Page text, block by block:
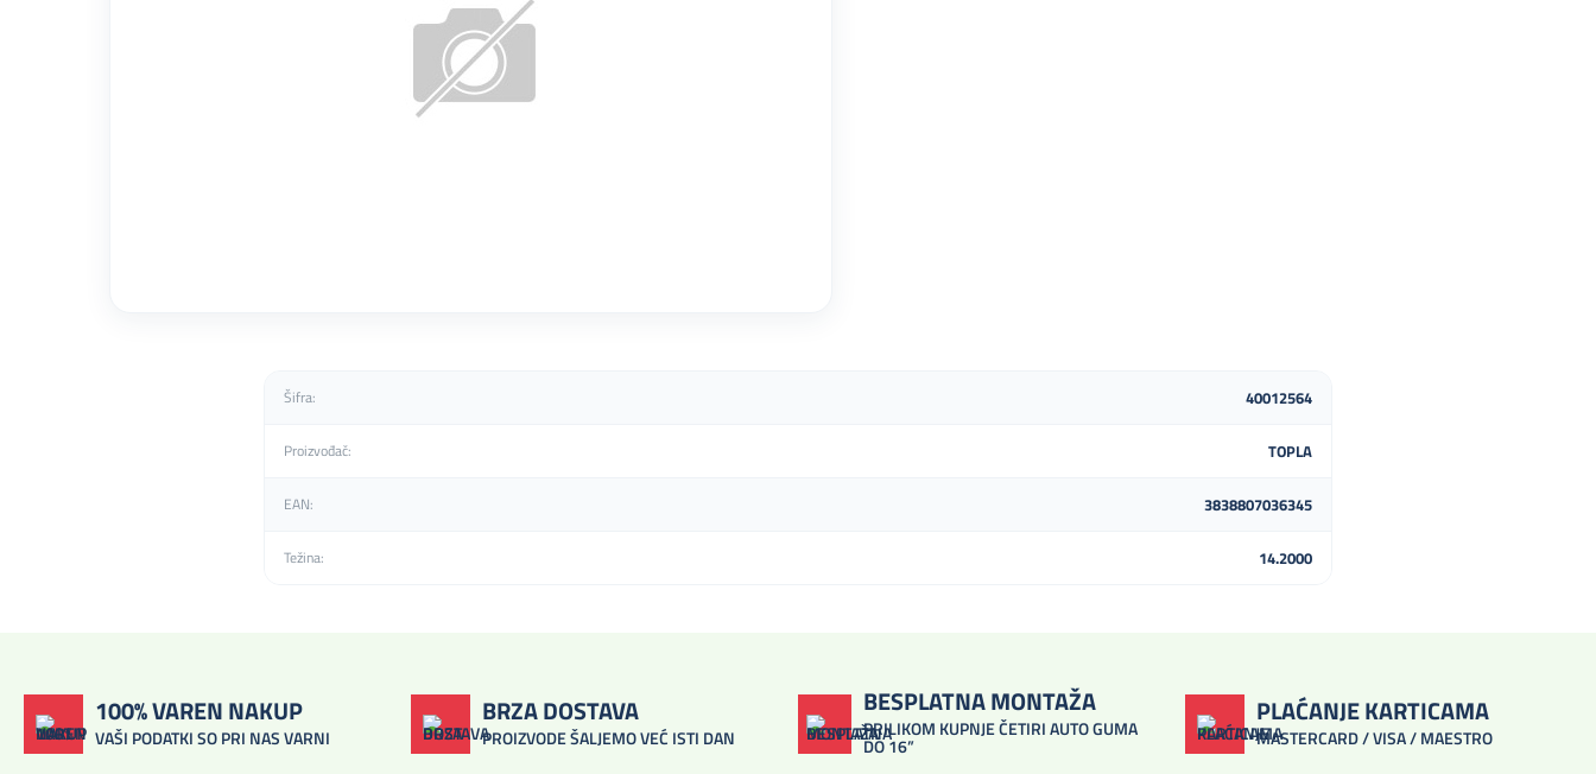
Šifra: 40012564
Proizvođač: TOPLA
EAN: 3838807036345
Težina: 14.2000
100% VAREN NAKUP
VAŠI PODATKI SO PRI NAS VARNI
BRZA DOSTAVA
PROIZVODE ŠALJEMO VEĆ ISTI DAN
BESPLATNA MONTAŽA
PRILIKOM KUPNJE ČETIRI AUTO GUMA
DO 16”
PLAĆANJE KARTICAMA
MASTERCARD / VISA / MAESTRO